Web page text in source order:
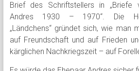
Brief des Schriftstellers in
Andres 1930 – 1970“. Die
„Ländchens“ gründet sich, wie man
auf Freundschaft und auf Frieden
kärglichen Nachkriegszeit – auf